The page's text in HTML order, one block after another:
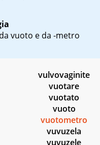
vuoto e da -metro
vulvovaginite
vuotare
vuotato
vuoto
vuotometro
vuvuzela
vuvuzele